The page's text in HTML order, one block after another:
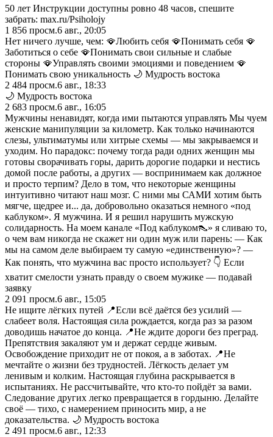
50 лет Инструкции доступны ровно 48 часов, спешите
забрать: max.ru/Psiholojy
1 856 просм.6 авг., 20:05
Нет ничего лучше, чем: 🪭Любить себя 🪭Понимать себя 🪭
Заботиться о себе 🪭Понимать свои сильные и слабые
стороны 🪭Управлять своими эмоциями и поведением 🪭
Понимать свою уникальность 🌙 Мудрость востока
2 484 просм.6 авг., 18:33
🌙 Мудрость востока
2 683 просм.6 авг., 16:05
Мужчины ненавидят, когда ими пытаются управлять Мы чуем
женские манипуляции за километр. Как только начинаются
слезы, ультиматумы или хитрые схемы — мы закрываемся и
уходим. Но парадокс: почему тогда ради одних женщин мы
готовы сворачивать горы, дарить дорогие подарки и нестись
домой после работы, а других — воспринимаем как должное
и просто терпим? Дело в том, что некоторые женщины
интуитивно читают наш мозг. С ними мы САМИ хотим быть
мягче, щедрее и... да, добровольно оказаться немного «под
каблуком». Я мужчина. И я решил нарушить мужскую
солидарность. На моем канале «Под каблуком👠» я сливаю то,
о чем вам никогда не скажет ни один муж или парень: — Как
мы на самом деле выбираем ту самую «единственную»? —
Как понять, что мужчина вас просто использует? 👇 Если
хватит смелости узнать правду о своем мужике — подавай
заявку
2 091 просм.6 авг., 15:05
Не ищите лёгких путей 📍Если всё даётся без усилий —
слабеет воля. Настоящая сила рождается, когда раз за разом
доводишь начатое до конца. 📍Не ждите дороги без преград.
Препятствия закаляют ум и держат сердце живым.
Освобождение приходит не от покоя, а в заботах. 📍Не
мечтайте о жизни без трудностей. Лёгкость делает ум
ленивым и колким. Настоящая глубина раскрывается в
испытаниях. Не рассчитывайте, что кто-то пойдёт за вами.
Следование других легко превращается в гордыню. Делайте
своё — тихо, с намерением приносить мир, а не
доказательства. 🌙 Мудрость востока
2 491 просм.6 авг., 12:33